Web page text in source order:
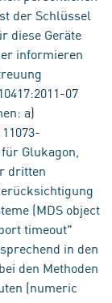
der Schlüssel
diese Geräte
informieren
07
a)
Glukagon,
dritten
(MDS object
timeout"
in den
den Methoden
(numeric